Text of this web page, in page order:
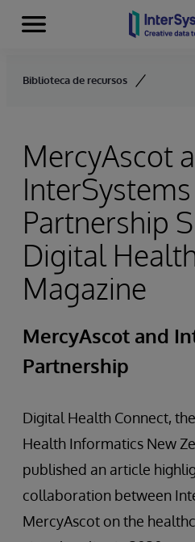
Skip to content
Menu
Biblioteca de recursos
MercyAscot
InterSystems
Partnership
Digital
Magazine
MercyAscot and
Partnership
Digital Health Connect,
Health Informatics New
published an article
collaboration between
MercyAscot on the